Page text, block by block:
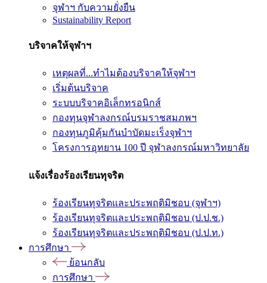
จุฬาฯ กับความยั่งยืน
Sustainability Report
บริจาคให้จุฬาฯ
เหตุผลที่...ทำไมต้องบริจาคให้จุฬาฯ
เริ่มต้นบริจาค
ระบบบริจาคอิเล็กทรอนิกส์
กองทุนจุฬาลงกรณ์บรมราชสมภพฯ
กองทุนภูมิคุ้มกันบำบัดมะเร็งจุฬาฯ
โครงการอุทยาน 100 ปี จุฬาลงกรณ์มหาวิทยาลัย
แจ้งเรื่องร้องเรียนทุจริต
ร้องเรียนทุจริตและประพฤติมิชอบ (จุฬาฯ)
ร้องเรียนทุจริตและประพฤติมิชอบ (ป.ป.ช.)
ร้องเรียนทุจริตและประพฤติมิชอบ (ป.ป.ท.)
การศึกษา
ย้อนกลับ
การศึกษา